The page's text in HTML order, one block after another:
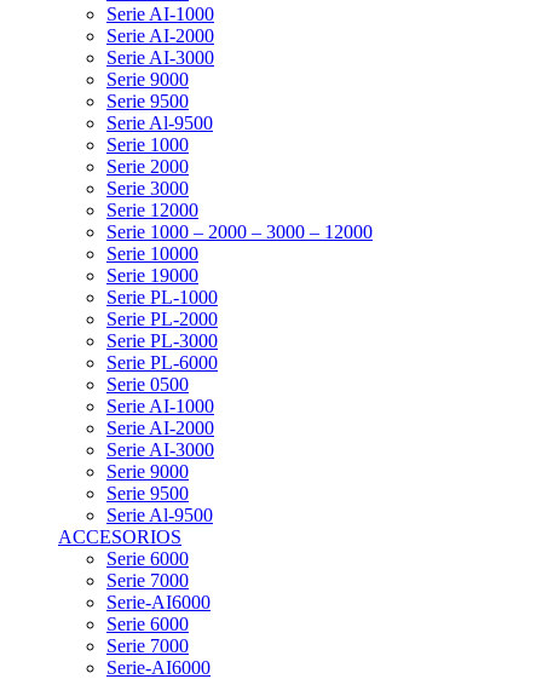
Serie AI-1000
Serie AI-2000
Serie AI-3000
Serie 9000
Serie 9500
Serie Al-9500
Serie 1000
Serie 2000
Serie 3000
Serie 12000
Serie 1000 – 2000 – 3000 – 12000
Serie 10000
Serie 19000
Serie PL-1000
Serie PL-2000
Serie PL-3000
Serie PL-6000
Serie 0500
Serie AI-1000
Serie AI-2000
Serie AI-3000
Serie 9000
Serie 9500
Serie Al-9500
ACCESORIOS
Serie 6000
Serie 7000
Serie-AI6000
Serie 6000
Serie 7000
Serie-AI6000